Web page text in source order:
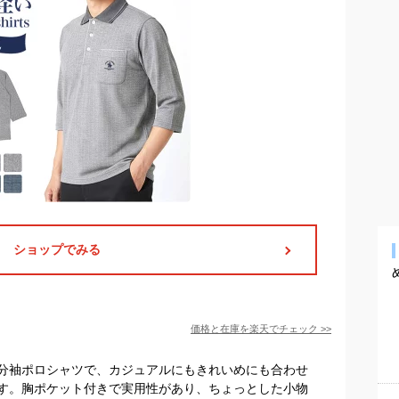
ショップでみる
価格と在庫を楽天でチェック >>
袖ポロシャツで、カジュアルにもきれいめにも合わせ
。胸ポケット付きで実用性があり、ちょっとした小物